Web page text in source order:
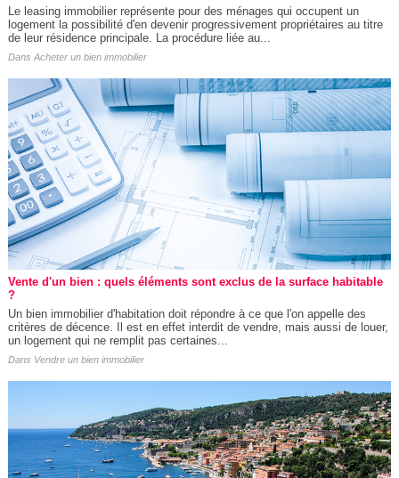
Le leasing immobilier représente pour des ménages qui occupent un
logement la possibilité d'en devenir progressivement propriétaires au titre
de leur résidence principale. La procédure liée au...
Dans Acheter un bien immobilier
Vente d'un bien : quels éléments sont exclus de la surface habitable
?
Un bien immobilier d'habitation doit répondre à ce que l'on appelle des
critères de décence. Il est en effet interdit de vendre, mais aussi de louer,
un logement qui ne remplit pas certaines...
Dans Vendre un bien immobilier